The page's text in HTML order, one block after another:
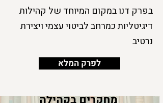
בפרק דנו במקום המיוחד של קהילות
דיגיטליות כמרחב לביטוי עצמי ויצירת
נרטיב
לפרק המלא